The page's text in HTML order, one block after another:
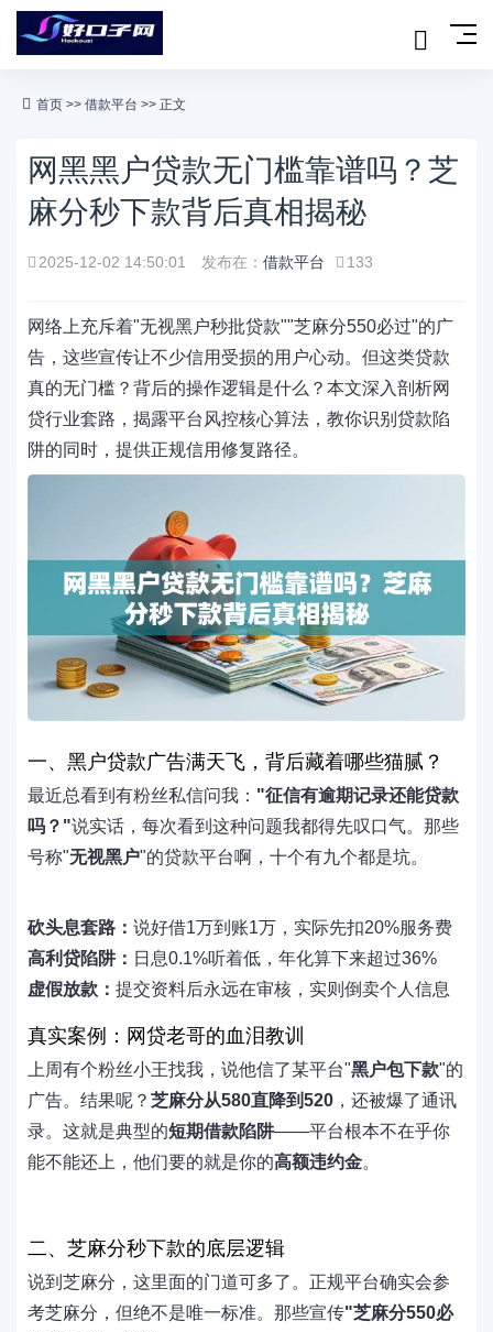
首页 >> 借款平台 >> 正文
网黑黑户贷款无门槛靠谱吗？芝
麻分秒下款背后真相揭秘
2025-12-02 14:50:01 发布在： 借款平台 133
网络上充斥着"无视黑户秒批贷款""芝麻分550必过"的广
告，这些宣传让不少信用受损的用户心动。但这类贷款
真的无门槛？背后的操作逻辑是什么？本文深入剖析网
贷行业套路，揭露平台风控核心算法，教你识别贷款陷
阱的同时，提供正规信用修复路径。
一、黑户贷款广告满天飞，背后藏着哪些猫腻？
最近总看到有粉丝私信问我： "征信有逾期记录还能贷款
吗？"说实话，每次看到这种问题我都得先叹口气。那些
号称"无视黑户"的贷款平台啊，十个有九个都是坑。
砍头息套路： 说好借1万到账1万，实际先扣20%服务费
高利贷陷阱： 日息0.1%听着低，年化算下来超过36%
虚假放款： 提交资料后永远在审核，实则倒卖个人信息
真实案例：网贷老哥的血泪教训
上周有个粉丝小王找我，说他信了某平台"黑户包下款"的
广告。结果呢？ 芝麻分从580直降到520 ，还被爆了通讯
录。这就是典型的短期借款陷阱——平台根本不在乎你
能不能还上，他们要的就是你的高额违约金。
二、芝麻分秒下款的底层逻辑
说到芝麻分，这里面的门道可多了。正规平台确实会参
考芝麻分，但绝不是唯一标准。那些宣传"芝麻分550必